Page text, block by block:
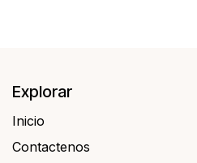
Explorar
Inicio
Contactenos​​